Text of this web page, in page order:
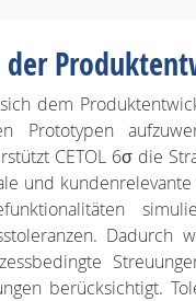
der
dem
CETOL 6σ die
und
berücksichtigt.